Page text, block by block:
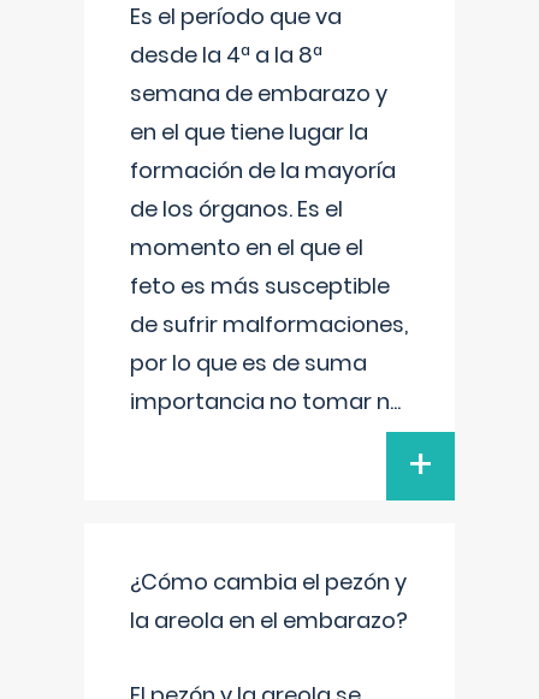
Es el período que va
desde la 4ª a la 8ª
semana de embarazo y
en el que tiene lugar la
formación de la mayoría
de los órganos. Es el
momento en el que el
feto es más susceptible
de sufrir malformaciones,
por lo que es de suma
importancia no tomar n...
+
¿Cómo cambia el pezón y
la areola en el embarazo?